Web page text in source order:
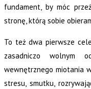
fundament, by móc
stronę, którą sobie
To też dwa pierwsze
zasadniczo wolnym
wewnętrznego miotania
stresu, smutku,